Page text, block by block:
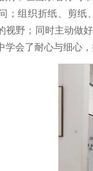
；组织折纸、剪纸
视野；同时主动做
学会了耐心与细心